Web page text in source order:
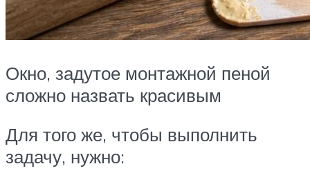
Окно, задутое монтажной пеной
сложно назвать красивым
Для того же, чтобы выполнить
задачу, нужно: